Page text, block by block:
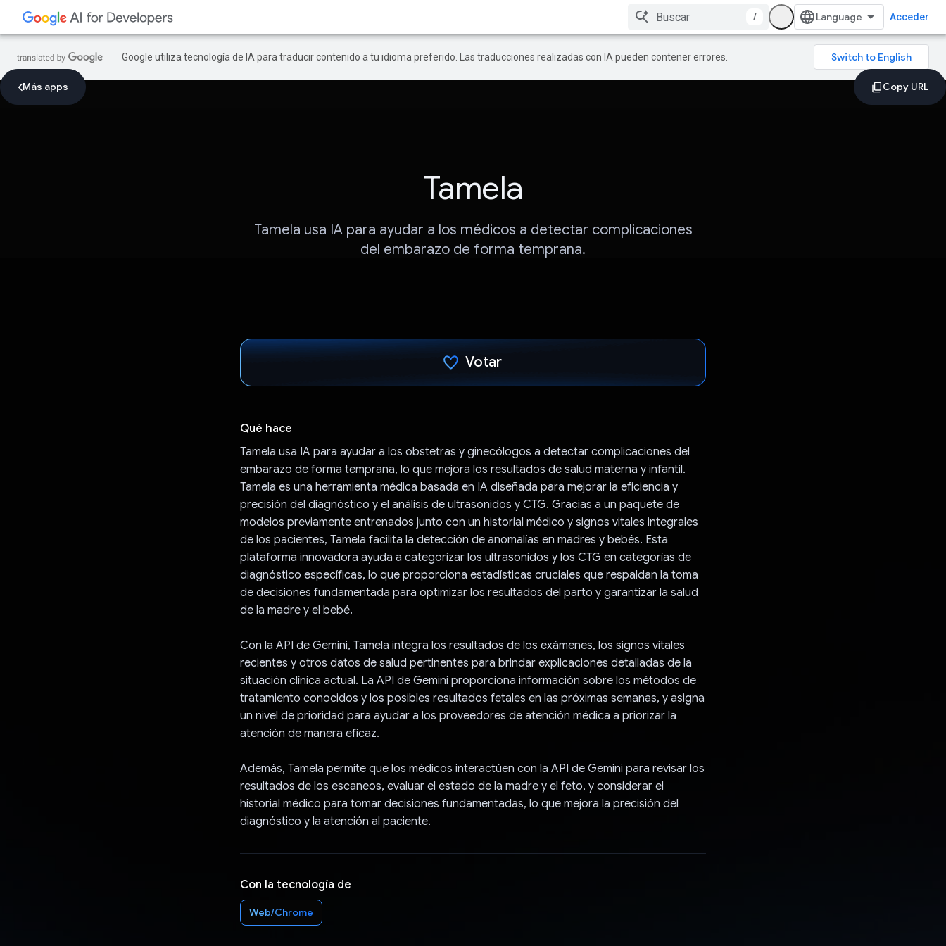
/ Acceder
Google utiliza tecnología de IA para traducir contenido a tu idioma preferido. Las traducciones realizadas con IA pueden contener errores.
Más apps
Tamela
Tamela usa IA para ayudar a los médicos a detectar complicaciones
del embarazo de forma temprana.
Votar
Qué hace
Tamela usa IA para ayudar a los obstetras y ginecólogos a detectar complicaciones del
embarazo de forma temprana, lo que mejora los resultados de salud materna y infantil.
Tamela es una herramienta médica basada en IA diseñada para mejorar la eficiencia y
precisión del diagnóstico y el análisis de ultrasonidos y CTG. Gracias a un paquete de
modelos previamente entrenados junto con un historial médico y signos vitales integrales
de los pacientes, Tamela facilita la detección de anomalías en madres y bebés. Esta
plataforma innovadora ayuda a categorizar los ultrasonidos y los CTG en categorías de
diagnóstico específicas, lo que proporciona estadísticas cruciales que respaldan la toma
de decisiones fundamentada para optimizar los resultados del parto y garantizar la salud
de la madre y el bebé.
Con la API de Gemini, Tamela integra los resultados de los exámenes, los signos vitales
recientes y otros datos de salud pertinentes para brindar explicaciones detalladas de la
situación clínica actual. La API de Gemini proporciona información sobre los métodos de
tratamiento conocidos y los posibles resultados fetales en las próximas semanas, y asigna
un nivel de prioridad para ayudar a los proveedores de atención médica a priorizar la
atención de manera eficaz.
Además, Tamela permite que los médicos interactúen con la API de Gemini para revisar los
resultados de los escaneos, evaluar el estado de la madre y el feto, y considerar el
historial médico para tomar decisiones fundamentadas, lo que mejora la precisión del
diagnóstico y la atención al paciente.
Con la tecnología de
Web/Chrome